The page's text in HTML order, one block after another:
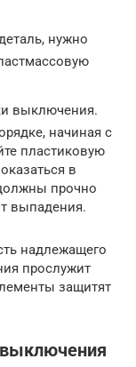
нужно
выключения.
начиная с
пластиковую
в
прочно
выпадения.
надлежащего
прослужит
защитят